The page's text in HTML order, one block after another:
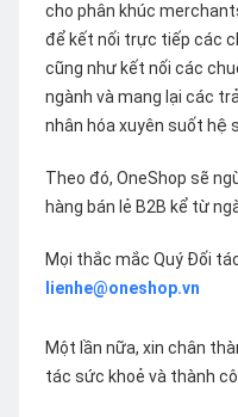
cho phân khúc
để kết nối trực tiếp các
cũng như kết nối các
ngành và mang lại các
nhân hóa xuyên suốt hệ
Theo đó, OneShop sẽ
hàng bán lẻ B2B kể từ
Mọi thắc mắc Quý Đối
lienhe@oneshop.vn
Một lần nữa, xin chân
tác sức khoẻ và thành